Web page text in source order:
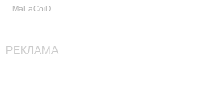
MaLaCoiD
РЕКЛАМА